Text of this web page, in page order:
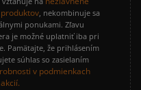
, nekombinuje sa
ponukami. Zľavu
je možné uplatniť iba pri
Pamätajte, že prihlásením
súhlas so zasielaním
v podmienkach